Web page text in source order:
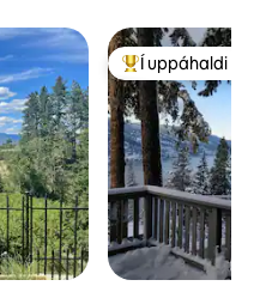
Í mestu
Í uppáhaldi